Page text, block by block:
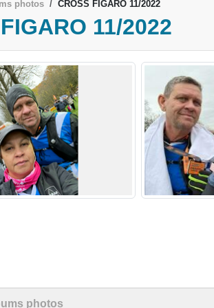
photos CROSS FIGARO 11/2022
11/2022
photos